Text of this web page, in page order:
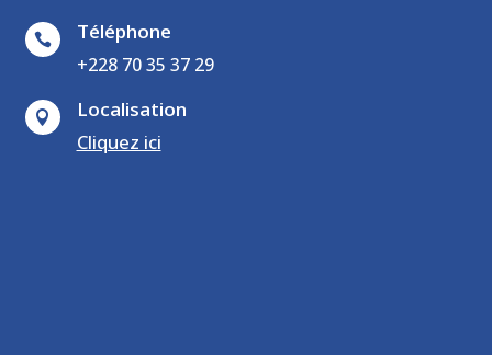
 Téléphone
+228 70 35 37 29

Localisation
Cliquez ici